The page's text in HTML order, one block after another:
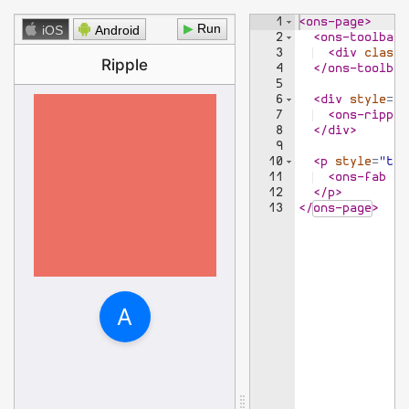
▶
iOS Android
1
2
3
4
5
6
7
8
9
10
11
12
13
<ons-page>
<ons-toolbar
<div class
</ons-toolbar
<div style=
<ons-ripple
</div>
<p style=
<ons-fab
</p>
</ons-page>